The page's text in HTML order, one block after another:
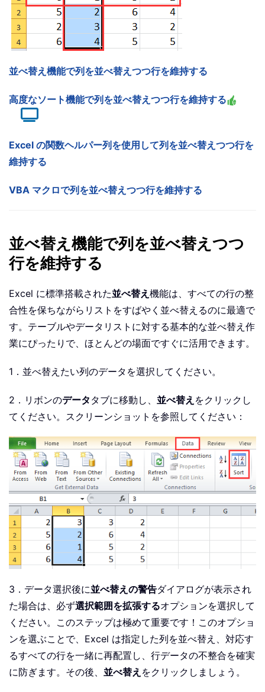
並べ替え機能で列を並べ替えつつ行を維持する
高度なソート機能で列を並べ替えつつ行を維持する
Excel の関数ヘルパー列を使用して列を並べ替えつつ行を
維持する
VBA マクロで列を並べ替えつつ行を維持する
並べ替え機能で列を並べ替えつつ
行を維持する
Excel に標準搭載された並べ替え 機能は、すべての行の整
合性を保ちながらリストをすばやく並べ替えるのに最適で
す。テーブルやデータリストに対する基本的な並べ替え作
業にぴったりで、ほとんどの場面ですぐに活用できます。
1．並べ替えたい列のデータを選択してください。
2．リボンのデータ タブに移動し、 並べ替え をクリックし
てください。スクリーンショットを参照してください：
3．データ選択後に並べ替えの警告ダイアログが表示され
た場合は、必ず選択範囲を拡張するオプションを選択して
ください。このステップは極めて重要です！このオプショ
ンを選ぶことで、Excel は指定した列を並べ替え、対応す
るすべての行を一緒に再配置し、行データの不整合を確実
に防ぎます。その後、 並べ替え をクリックしましょう。